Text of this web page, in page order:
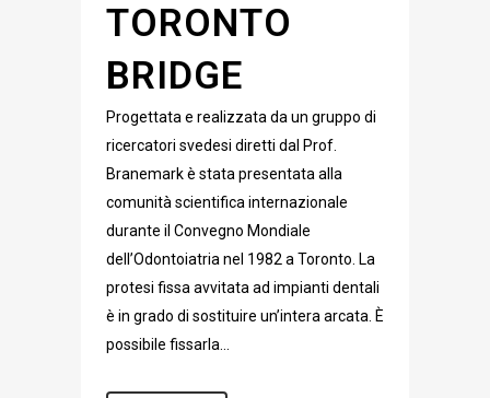
TORONTO
BRIDGE
Progettata e realizzata da un gruppo di
ricercatori svedesi diretti dal Prof.
Branemark è stata presentata alla
comunità scientifica internazionale
durante il Convegno Mondiale
dell’Odontoiatria nel 1982 a Toronto. La
protesi fissa avvitata ad impianti dentali
è in grado di sostituire un’intera arcata. È
possibile fissarla...